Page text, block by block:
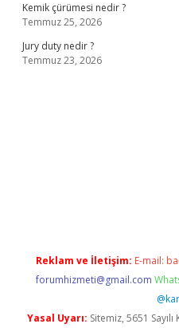
Kemik çürümesi nedir ?
Temmuz 25, 2026
Jury duty nedir ?
Temmuz 23, 2026
Reklam ve İletişim: E-mail:
forumhizmeti@gmail.com
Yasal Uyarı: Sitemiz, 5651